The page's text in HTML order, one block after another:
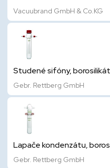
Vacuubrand GmbH & Co.KG
Studené sifóny,
Gebr. Rettberg GmbH
Lapače kondenzátu,
Gebr. Rettberg GmbH